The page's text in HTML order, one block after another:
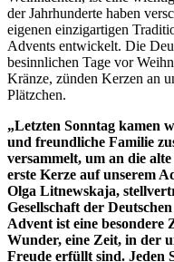
der Jahrhunderte haben
eigenen einzigartigen
Advents entwickelt. Die
besinnlichen Tage vor
Kränze, zünden Kerzen an
Plätzchen.
„Letzten Sonntag kamen
und freundliche Familie
versammelt, um an die
erste Kerze auf unserem
Olga Litnewskaja,
Gesellschaft der
Advent ist eine besondere
Wunder, eine Zeit, in der
Freude erfüllt sind. Jeden